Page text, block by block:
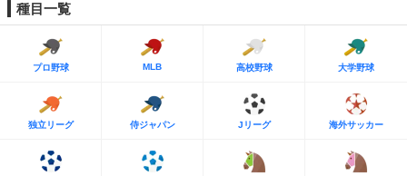
種目一覧
プロ野球 MLB 高校野球 大学野球
独立リーグ 侍ジャパン Jリーグ 海外サッカー